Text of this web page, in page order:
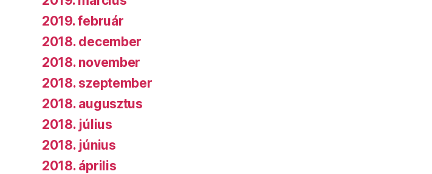
2019. február
2018. december
2018. november
2018. szeptember
2018. augusztus
2018. július
2018. június
2018. április